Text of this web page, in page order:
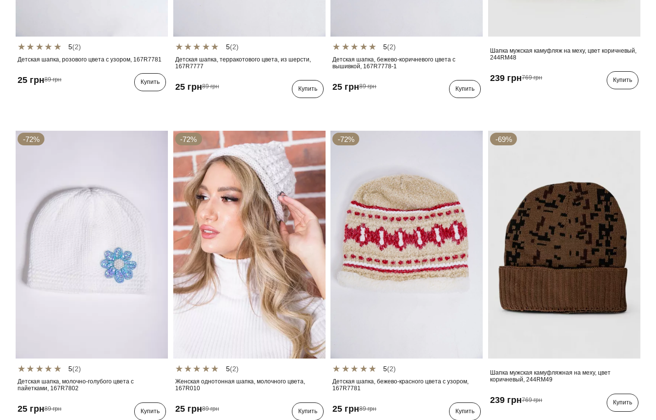
5(2)
Детская шапка, розового цвета с узором, 167R7781
25 грн89 грн Купить
5(2)
Детская шапка, терракотового цвета, из шерсти,
167R7777
25 грн89 грн Купить
5(2)
Детская шапка, бежево-коричневого цвета с
вышивкой, 167R7778-1
25 грн89 грн Купить
Шапка мужская камуфляж на меху, цвет коричневый,
244RM48
239 грн769 грн Купить
-72%
5(2)
Детская шапка, молочно-голубого цвета с
пайетками, 167R7802
25 грн89 грн Купить
-72%
5(2)
Женская однотонная шапка, молочного цвета,
167R010
25 грн89 грн Купить
-72%
5(2)
Детская шапка, бежево-красного цвета с узором,
167R7781
25 грн89 грн Купить
-69%
Шапка мужская камуфляжная на меху, цвет
коричневый, 244RM49
239 грн769 грн Купить